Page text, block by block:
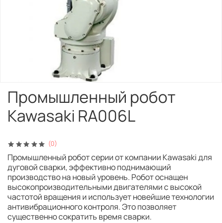
(0)
Промышленный робот
Kawasaki RA006L
Промышленный робот серии от компании Kawasaki для
дуговой сварки, эффективно поднимающий
производство на новый уровень. Робот оснащен
высокопроизводительными двигателями с высокой
частотой вращения и использует новейшие технологии
антивибрационного контроля. Это позволяет
существенно сократить время сварки.